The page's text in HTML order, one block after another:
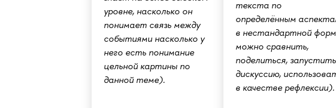
уровне, насколько он
понимает связь между
событиями насколько у
него есть понимание
цельной картины по
данной теме).
текста по
определённым
в нестандартной
можно сравнить,
поделиться, запустить
дискуссию,
в качестве рефлексии).